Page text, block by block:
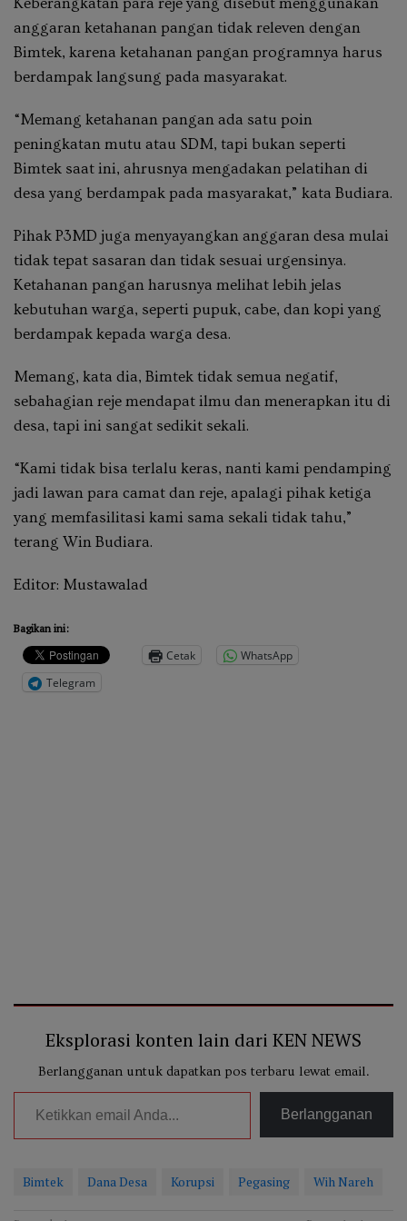
Keberangkatan para reje yang disebut menggunakan
anggaran ketahanan pangan tidak releven dengan
Bimtek, karena ketahanan pangan programnya harus
berdampak langsung pada masyarakat.
“Memang ketahanan pangan ada satu poin
peningkatan mutu atau SDM, tapi bukan seperti
Bimtek saat ini, ahrusnya mengadakan pelatihan di
desa yang berdampak pada masyarakat,” kata Budiara.
Pihak P3MD juga menyayangkan anggaran desa mulai
tidak tepat sasaran dan tidak sesuai urgensinya.
Ketahanan pangan harusnya melihat lebih jelas
kebutuhan warga, seperti pupuk, cabe, dan kopi yang
berdampak kepada warga desa.
Memang, kata dia, Bimtek tidak semua negatif,
sebahagian reje mendapat ilmu dan menerapkan itu di
desa, tapi ini sangat sedikit sekali.
“Kami tidak bisa terlalu keras, nanti kami pendamping
jadi lawan para camat dan reje, apalagi pihak ketiga
yang memfasilitasi kami sama sekali tidak tahu,”
terang Win Budiara.
Editor: Mustawalad
Bagikan ini:
Cetak
WhatsApp
Telegram
Eksplorasi konten lain dari KEN NEWS
Berlangganan untuk dapatkan pos terbaru lewat email.
Ketikkan email Anda...
Berlangganan
Bimtek Dana Desa Korupsi Pegasing Wih Nareh